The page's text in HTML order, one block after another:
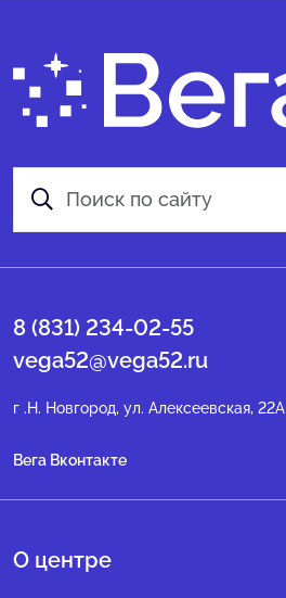
8 (831) 234-02-55
vega52@vega52.ru
г .Н. Новгород, ул. Алексеевская, 22А
Вега Вконтакте
О центре